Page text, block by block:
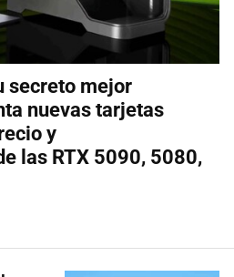
secreto mejor
nuevas tarjetas
y
las RTX 5090, 5080,